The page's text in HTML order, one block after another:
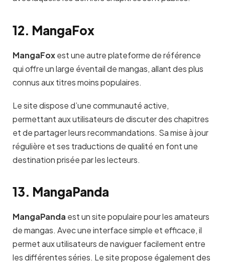
12. MangaFox
MangaFoxest une autre plateforme de référence
qui offre un large éventail de mangas, allant des plus
connus aux titres moins populaires.
Le site dispose d’une communauté active,
permettant aux utilisateurs de discuter des chapitres
et de partager leurs recommandations. Sa mise à jour
régulière et ses traductions de qualité en font une
destination prisée par les lecteurs.
13. MangaPanda
MangaPanda est un site populaire pour les amateurs
de mangas. Avec une interface simple et efficace, il
permet aux utilisateurs de naviguer facilement entre
les différentes séries. Le site propose également des